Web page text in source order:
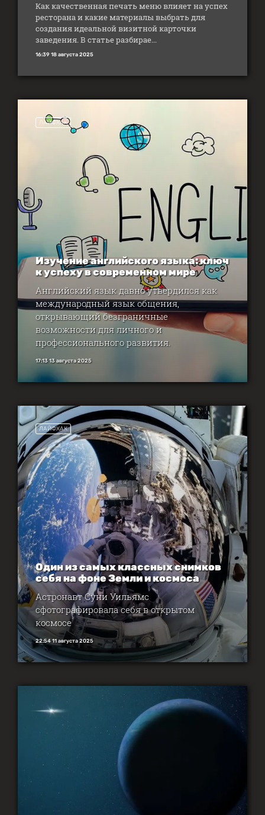
Как качественная печать меню влияет на успех
ресторана и какие материалы выбрать для
создания идеальной визитной карточки
заведения. В статье разбирае...
16:39 18 августа 2025
ЛАЙФХАК
Изучение английского языка: ключ
к успеху в современном мире
Английский язык давно утвердился как
международный язык общения,
открывающий безграничные
возможности для личного и
профессионального развития.
17:13 13 августа 2025
ЛАЙФХАК
Один из самых классных снимков
себя на фоне Земли и космоса
Астронавт Суни Уильямс
сфотографировала себя в открытом
космосе
22:54 11 августа 2025